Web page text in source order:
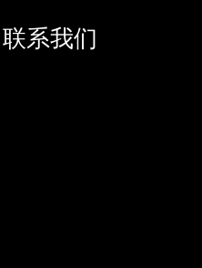
联系我们